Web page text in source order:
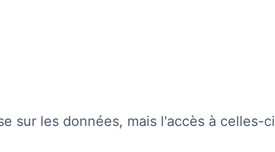
sur les données, mais l'accès à celles-ci